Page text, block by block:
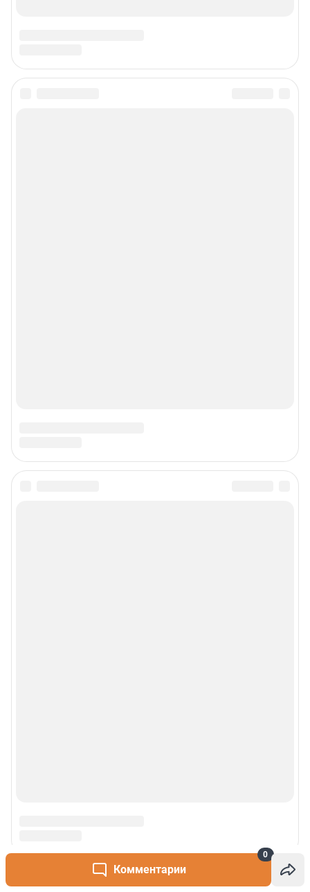
Комментарии
0